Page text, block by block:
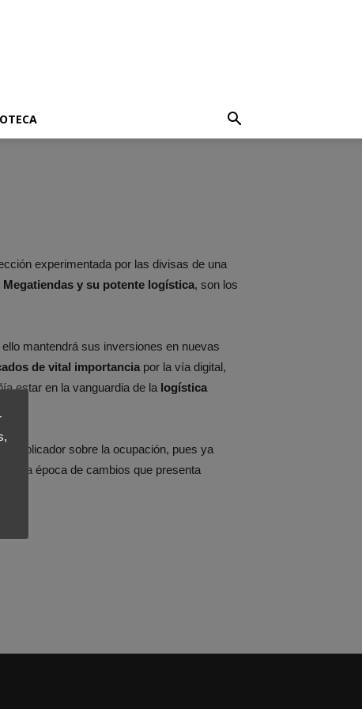
experimentada por las divisas de una
Megatiendas y su potente logística, son los
mantendrá sus inversiones en nuevas
de vital importancia por la vía digital,
estar en la vanguardia de la logística
sobre la ocupación, pues ya
esta época de cambios que presenta